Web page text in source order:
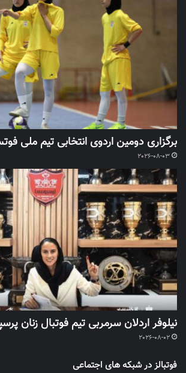
برگزاری دومین اردوی انتخابی تیم ملی
2026-08-03
نیلوفر اردلان سرمربی تیم فوتبال زنان
2026-08-02
فوتبالز در شبکه های اجتماعی